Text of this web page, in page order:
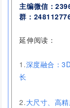
主编微信：
群：
延伸阅读：
1.深度融合：
长
2.大尺寸、高